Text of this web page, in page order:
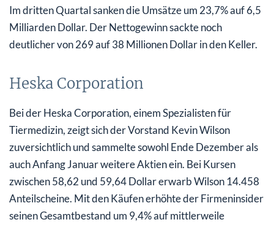
Im dritten Quartal sanken die Umsätze um 23,7% auf 6,5
Milliarden Dollar. Der Nettogewinn sackte noch
deutlicher von 269 auf 38 Millionen Dollar in den Keller.
Heska Corporation
Bei der Heska Corporation, einem Spezialisten für
Tiermedizin, zeigt sich der Vorstand Kevin Wilson
zuversichtlich und sammelte sowohl Ende Dezember als
auch Anfang Januar weitere Aktien ein. Bei Kursen
zwischen 58,62 und 59,64 Dollar erwarb Wilson 14.458
Anteilscheine. Mit den Käufen erhöhte der Firmeninsider
seinen Gesamtbestand um 9,4% auf mittlerweile